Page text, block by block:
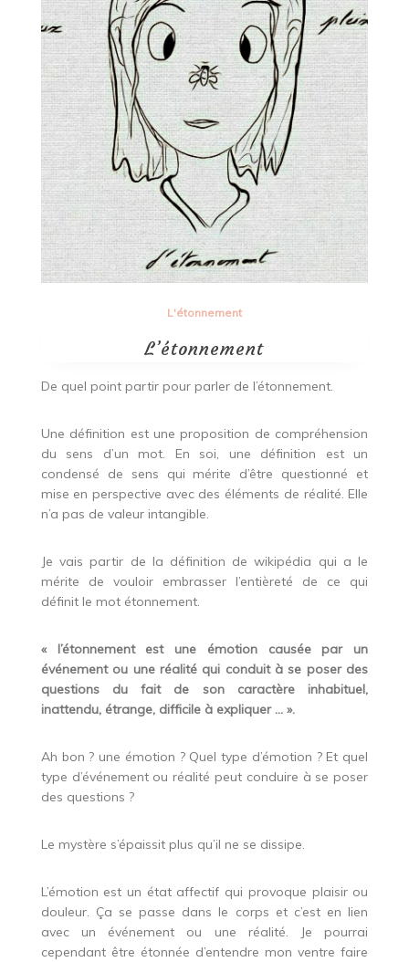
L'étonnement
L’étonnement
De quel point partir pour parler de l’étonnement.
Une définition est une proposition de compréhension
du sens d’un mot. En soi, une définition est un
condensé de sens qui mérite d’être questionné et
mise en perspective avec des éléments de réalité. Elle
n’a pas de valeur intangible.
Je vais partir de la définition de wikipédia qui a le
mérite de vouloir embrasser l’entièreté de ce qui
définit le mot étonnement.
« l’étonnement est une émotion causée par un
événement ou une réalité qui conduit à se poser des
questions du fait de son caractère inhabituel,
inattendu, étrange, difficile à expliquer … ».
Ah bon ? une émotion ? Quel type d’émotion ? Et quel
type d’événement ou réalité peut conduire à se poser
des questions ?
Le mystère s’épaissit plus qu’il ne se dissipe.
L’émotion est un état affectif qui provoque plaisir ou
douleur. Ça se passe dans le corps et c’est en lien
avec un événement ou une réalité. Je pourrai
cependant être étonnée d’entendre mon ventre faire